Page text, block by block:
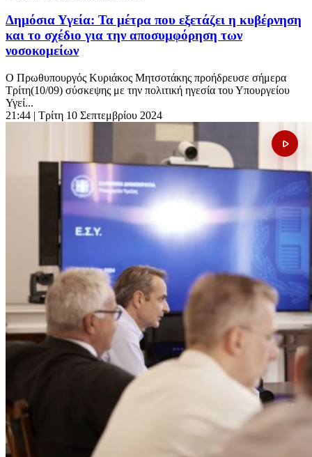
Δημόσια Υγεία: Τα μέτρα που εξετάζει η κυβέρνηση
και το σχέδιο για την αποσυμφόρηση των
νοσοκομείων
Ο Πρωθυπουργός Κυριάκος Μητσοτάκης προήδρευσε σήμερα
Τρίτη(10/09) σύσκεψης με την πολιτική ηγεσία του Υπουργείου
Υγεί...
21:44 | Τρίτη 10 Σεπτεμβρίου 2024